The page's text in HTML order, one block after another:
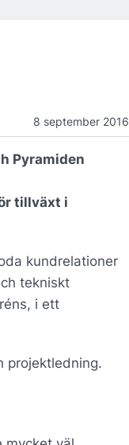
8 september 2016
Pyramiden
tillväxt i
kundrelationer
tekniskt
i ett
projektledning.